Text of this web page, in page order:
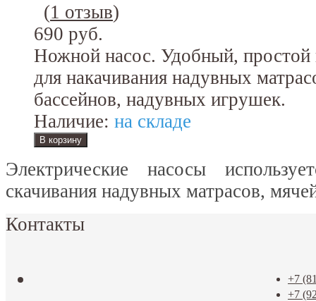
(1 отзыв)
690 руб.
Ножной насос. Удобный, простой
для накачивания надувных
бассейнов, надувных игрушек.
Наличие: на складе
Электрические насосы
скачивания надувных матрасов,
Контакты
+7
+7